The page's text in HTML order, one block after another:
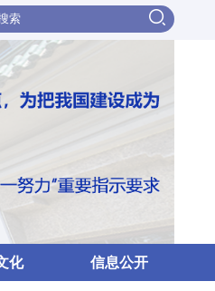
化 信息公开